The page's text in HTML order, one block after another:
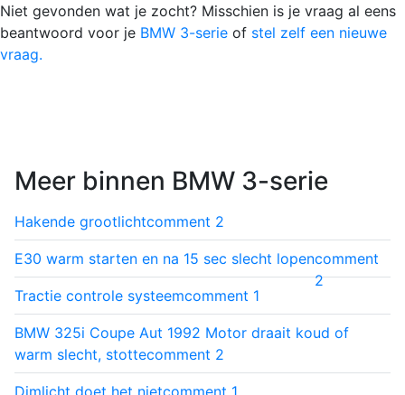
Niet gevonden wat je zocht? Misschien is je vraag al eens
beantwoord voor je BMW 3-serie of stel zelf een nieuwe
vraag.
Meer binnen BMW 3-serie
Hakende grootlichtcomment 2
E30 warm starten en na 15 sec slecht lopencomment
2
Tractie controle systeemcomment 1
BMW 325i Coupe Aut 1992 Motor draait koud of
warm slecht, stottecomment 2
Dimlicht doet het nietcomment 1